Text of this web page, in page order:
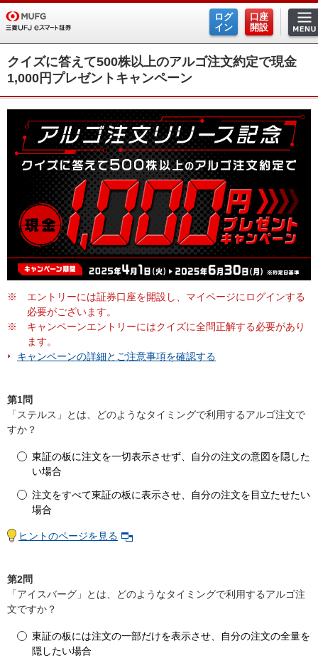
ログ
イン
口座
開設
クイズに答えて500株以上のアルゴ注文約定で現金
1,000円プレゼントキャンペーン
※
エントリーには証券口座を開設し、マイページにログインする
必要がございます。
※
キャンペーンエントリーにはクイズに全問正解する必要があり
ます。
キャンペーンの詳細とご注意事項を確認する
第1問
「ステルス」とは、どのようなタイミングで利用するアルゴ注文で
すか？
東証の板に注文を一切表示させず、自分の注文の意図を隠した
い場合
注文をすべて東証の板に表示させ、自分の注文を目立たせたい
場合
ヒントのページを見る
第2問
「アイスバーグ」とは、どのようなタイミングで利用するアルゴ注
文ですか？
東証の板には注文の一部だけを表示させ、自分の注文の全量を
隠したい場合